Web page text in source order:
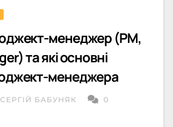
менеджер (PM,
та які основні
менеджера
СЕРГІЙ БАБУНЯК 0